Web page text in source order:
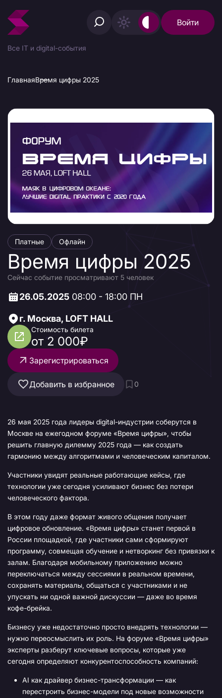
Войти
Все IT и digital-события
ГлавнаяВремя цифры 2025
Платные Офлайн
Время цифры 2025
Сейчас событие просматривают 5 человек
26.05.2025 08:00 - 18:00 ПН
г. Москва, LOFT HALL
Стоимость билета
от 2 000₽
Зарегистрироваться
Добавить в избранное 0
26 мая 2025 года лидеры digital-индустрии соберутся в
Москве на ежегодном форуме «Время цифры», чтобы
решить главную дилемму 2025 года — как создать
гармонию между алгоритмами и человеческим капиталом.
Участники увидят реальные работающие кейсы, где
технологии уже сегодня усиливают бизнес без потери
человеческого фактора.
В этом году даже формат живого общения получает
цифровое обновление. «Время цифры» станет первой в
России площадкой, где участники сами сформируют
программу, совмещая обучение и нетворкинг без привязки к
залам. Благодаря мобильному приложению можно
переключаться между сессиями в реальном времени,
сохранять материалы, общаться с участниками и не
упускать ни одной важной дискуссии — даже во время
кофе-брейка.
Бизнесу уже недостаточно просто внедрять технологии —
нужно переосмыслить их роль. На форуме «Время цифры»
эксперты разберут ключевые вопросы, которые уже
сегодня определяют конкурентоспособность компаний:
AI как драйвер бизнес-трансформации — как
перестроить бизнес-модели под новые возможности